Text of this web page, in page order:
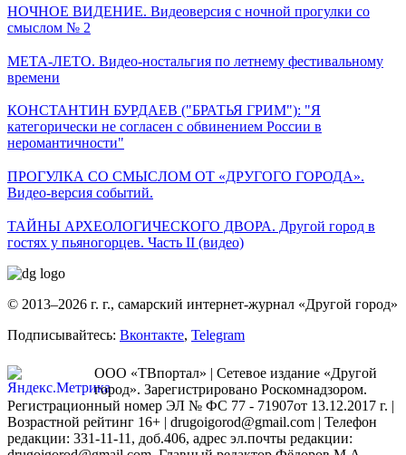
НОЧНОЕ ВИДЕНИЕ. Видеоверсия с ночной прогулки со
смыслом № 2
МЕТА-ЛЕТО. Видео-ностальгия по летнему фестивальному
времени
КОНСТАНТИН БУРДАЕВ ("БРАТЬЯ ГРИМ"): "Я
категорически не согласен с обвинением России в
неромантичности"
ПРОГУЛКА СО СМЫСЛОМ ОТ «ДРУГОГО ГОРОДА».
Видео-версия событий.
ТАЙНЫ АРХЕОЛОГИЧЕСКОГО ДВОРА. Другой город в
гостях у пьяногорцев. Часть II (видео)
© 2013–2026 г. г., самарский интернет-журнал «Другой город»
Подписывайтесь: Вконтакте, Telegram
ООО «ТВпортал» | Сетевое издание «Другой
город». Зарегистрировано Роскомнадзором.
Регистрационный номер ЭЛ № ФС 77 - 71907от 13.12.2017 г. |
Возрастной рейтинг 16+ | drugoigorod@gmail.com | Телефон
редакции: 331-11-11, доб.406, адрес эл.почты редакции: